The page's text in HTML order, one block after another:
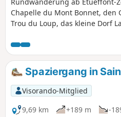
Rundwanderung ab Étueffont-
Chapelle du Mont Bonnet, den
Trou du Loup, das kleine Dorf
Gipfel Tête des Mineurs und
der Markierung des Club
Ring).Spaziergang in
Visorando-Mitglied
9,69 km
+189 m -